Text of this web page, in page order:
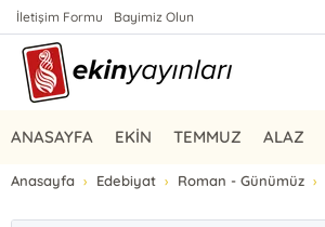
İletişim Formu Bayimiz Olun
ANASAYFA EKİN TEMMUZ ALAZ
Anasayfa Edebiyat Roman - Günümüz